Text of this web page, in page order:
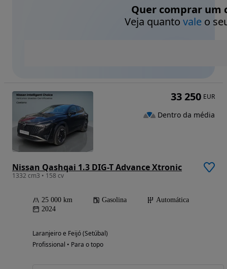
Quer comprar um
Veja quanto valeo
Nissan Qashqai 1.3 DIG-T Advance Xtronic
1332 cm3 • 158 cv
25 000 km Gasolina
Automática
2024
Laranjeiro e Feijó (Setúbal)
Profissional • Para o topo
33 250 EUR
Dentro da média